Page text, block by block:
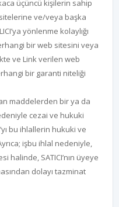
üçüncü kişilerin sahip
ve/veya başka
yönlenme kolaylığı
bir web sitesini veya
ve Link verilen web
bir garanti niteliği
maddelerden bir ya da
cezai ve hukuki
bu ihlallerin hukuki ve
işbu ihlal nedeniyle,
halinde, SATICI’nın üyeye
dolayı tazminat